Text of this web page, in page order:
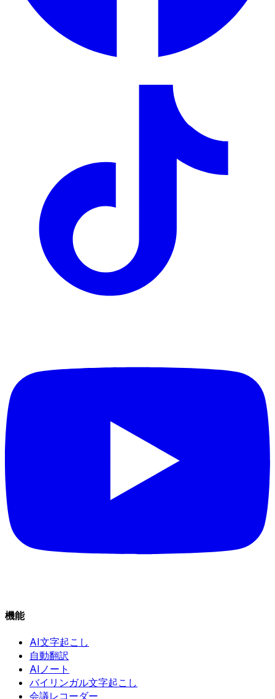
機能
AI文字起こし
自動翻訳
AIノート
バイリンガル文字起こし
会議レコーダー